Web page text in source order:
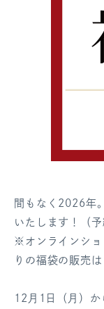
間もなく2026年
いたします！（
※オンラインショ
りの福袋の販売
12月1日（月）か